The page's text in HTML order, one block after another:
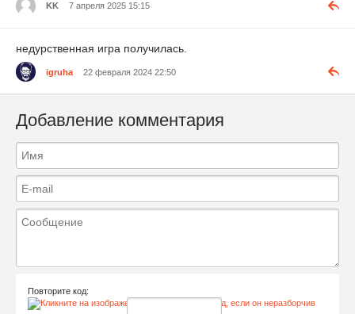
KK 7 апреля 2025 15:15
недурственная игра получилась.
igruha 22 февраля 2024 22:50
Добавление комментария
Повторите код: